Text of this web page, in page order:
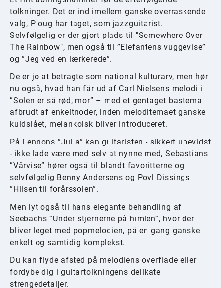
tolkninger. Det er ind imellem ganske overraskende
valg, Ploug har taget, som jazzguitarist.
Selvfølgelig er der gjort plads til "Somewhere Over
The Rainbow", men også til ”Elefantens vuggevise”
og ”Jeg ved en lærkerede”.
De er jo at betragte som national kulturarv, men hør
nu også, hvad han får ud af Carl Nielsens melodi i
”Solen er så rød, mor” – med et gentaget bastema
afbrudt af enkeltnoder, inden meloditemaet ganske
kuldslået, melankolsk bliver introduceret.
På Lennons ”Julia” kan guitaristen - sikkert ubevidst
- ikke lade være med selv at nynne med, Sebastians
”Vårvise” hører også til blandt favoritterne og
selvfølgelig Benny Andersens og Povl Dissings
”Hilsen til forårssolen”.
Men lyt også til hans elegante behandling af
Seebachs ”Under stjernerne på himlen”, hvor der
bliver leget med popmelodien, på en gang ganske
enkelt og samtidig komplekst.
Du kan flyde afsted på melodiens overflade eller
fordybe dig i guitartolkningens delikate
strengedetaljer.